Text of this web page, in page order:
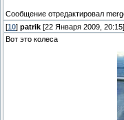
Сообщение отредактировал
[10] patrik [22 Января 2009, 20:15]
Вот это колеса